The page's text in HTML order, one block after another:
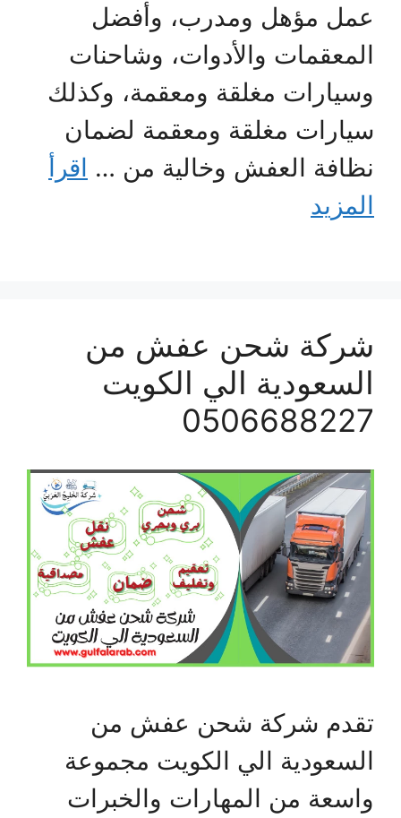
عمل مؤهل ومدرب، وأفضل
المعقمات والأدوات، وشاحنات
وسيارات مغلقة ومعقمة، وكذلك
سيارات مغلقة ومعقمة لضمان
نظافة العفش وخالية من … اقرأ
المزيد
شركة شحن عفش من
السعودية الي الكويت
0506688227
تقدم شركة شحن عفش من
السعودية الي الكويت مجموعة
واسعة من المهارات والخبرات